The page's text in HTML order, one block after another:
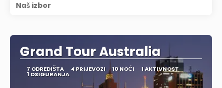
Naš izbor
Grand Tour Australia
7 ODREDIŠTA 4 PRIJEVOZI 10 NOĆI 1 AKTIVNOST
1 OSIGURANJA